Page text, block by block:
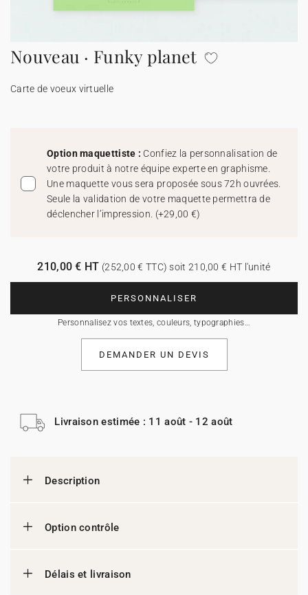
★ Demande d'échantillons
Cartes postales
Présentoirs comptoir
Stickers
Nouveau · Funky planet
Carte de voeux virtuelle
Option maquettiste : Confiez la personnalisation de
votre produit à notre équipe experte en graphisme.
Une maquette vous sera proposée sous 72h ouvrées.
Seule la validation de votre maquette permettra de
déclencher l’impression. (+29,00 €)
PERSONNALISER
Personnalisez vos textes, couleurs, typographies…
210,00 € HT (252,00 € TTC) soit 210,00 € HT l'unité
DEMANDER UN DEVIS
Livraison estimée : 11 août - 12 août
Description
Option contrôle
Délais et livraison